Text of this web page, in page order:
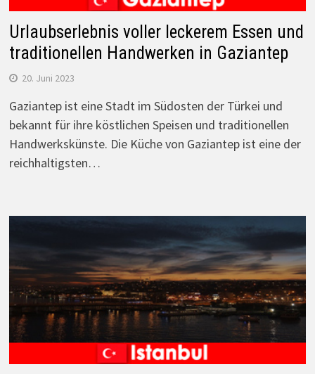
Urlaubserlebnis voller leckerem Essen und
traditionellen Handwerken in Gaziantep
20. Juni 2023
Gaziantep ist eine Stadt im Südosten der Türkei und
bekannt für ihre köstlichen Speisen und traditionellen
Handwerkskünste. Die Küche von Gaziantep ist eine der
reichhaltigsten…